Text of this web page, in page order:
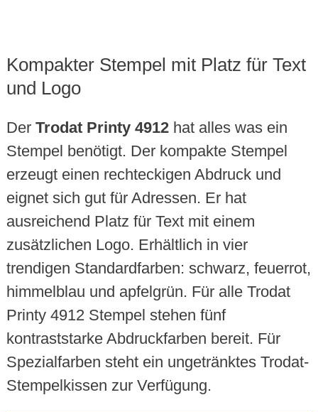
Kompakter Stempel mit Platz für Text
und Logo
Der Trodat Printy 4912hat alles was ein
Stempel benötigt. Der kompakte Stempel
erzeugt einen rechteckigen Abdruck und
eignet sich gut für Adressen. Er hat
ausreichend Platz für Text mit einem
zusätzlichen Logo. Erhältlich in vier
trendigen Standardfarben: schwarz, feuerrot,
himmelblau und apfelgrün. Für alle Trodat
Printy 4912 Stempel stehen fünf
kontraststarke Abdruckfarben bereit. Für
Spezialfarben steht ein ungetränktes Trodat-
Stempelkissen zur Verfügung.